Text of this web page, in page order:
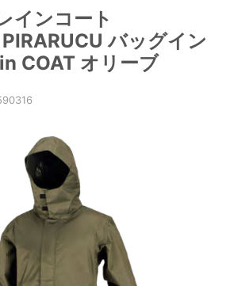
インコート
バッグイン
COAT オリーブ